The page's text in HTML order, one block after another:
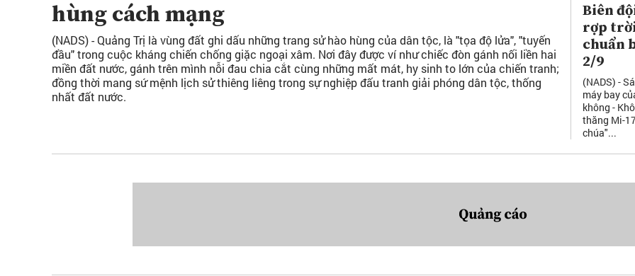
hùng cách mạng
(NADS) - Quảng Trị là vùng đất ghi dấu những trang sử hào hùng của dân tộc, là "tọa độ lửa", "tuyến
đầu" trong cuộc kháng chiến chống giặc ngoại xâm. Nơi đây được ví như chiếc đòn gánh nối liền hai
miền đất nước, gánh trên mình nỗi đau chia cắt cùng những mất mát, hy sinh to lớn của chiến tranh;
đồng thời mang sứ mệnh lịch sử thiêng liêng trong sự nghiệp đấu tranh giải phóng dân tộc, thống
nhất đất nước.
Biên
rợp
chuẩn
2/9
(NADS) -
máy bay
không -
thăng Mi-
chúa"...